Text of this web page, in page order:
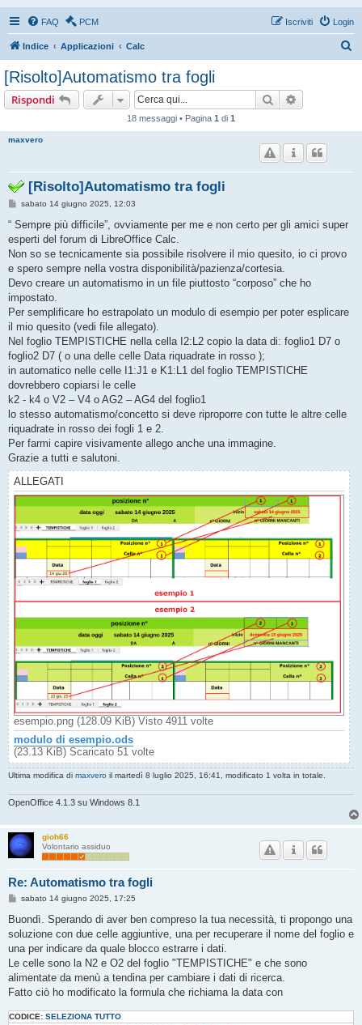
FAQ PCM Login
Iscriviti
Indice Applicazioni Calc
[Risolto]Automatismo tra fogli
Rispondi Cerca
18 messaggi • Pagina 1 di 1
maxvero
[Risolto]Automatismo tra fogli
M
s
a
g
i
o
sabato 14 giugno 2025, 12:03
“ Sempre più difficile”, ovviamente per me e non certo per gli amici super
esperti del forum di LibreOffice Calc.
Non so se tecnicamente sia possibile risolvere il mio quesito, io ci provo
e spero sempre nella vostra disponibilità/pazienza/cortesia.
Devo creare un automatismo in un file piuttosto “corposo” che ho
impostato.
Per semplificare ho estrapolato un modulo di esempio per poter esplicare
il mio quesito (vedi file allegato).
Nel foglio TEMPISTICHE nella cella I2:L2 copio la data di: foglio1 D7 o
foglio2 D7 ( o una delle celle Data riquadrate in rosso );
in automatico nelle celle I1:J1 e K1:L1 del foglio TEMPISTICHE
dovrebbero copiarsi le celle
k2 - k4 o V2 – V4 o AG2 – AG4 del foglio1
lo stesso automatismo/concetto si deve riproporre con tutte le altre celle
riquadrate in rosso dei fogli 1 e 2.
Per farmi capire visivamente allego anche una immagine.
Grazie a tutti e salutoni.
ALLEGATI
esempio.png (128.09 KiB) Visto 4911 volte
modulo di esempio.ods
(23.13 KiB) Scaricato 51 volte
Ultima modifica di maxvero il martedì 8 luglio 2025, 16:41, modificato 1 volta in totale.
OpenOffice 4.1.3 su Windows 8.1
gioh66
Volontario assiduo
Re: Automatismo tra fogli
M
s
a
g
i
o
sabato 14 giugno 2025, 17:25
Buondì. Sperando di aver ben compreso la tua necessità, ti propongo una
soluzione con due celle aggiuntive, una per recuperare il nome del foglio e
una per indicare da quale blocco estrarre i dati.
Le celle sono la N2 e O2 del foglio "TEMPISTICHE" e che sono
alimentate da menù a tendina per cambiare i dati di ricerca.
Fatto ciò ho modificato la formula che richiama la data con
CODICE: SELEZIONA TUTTO